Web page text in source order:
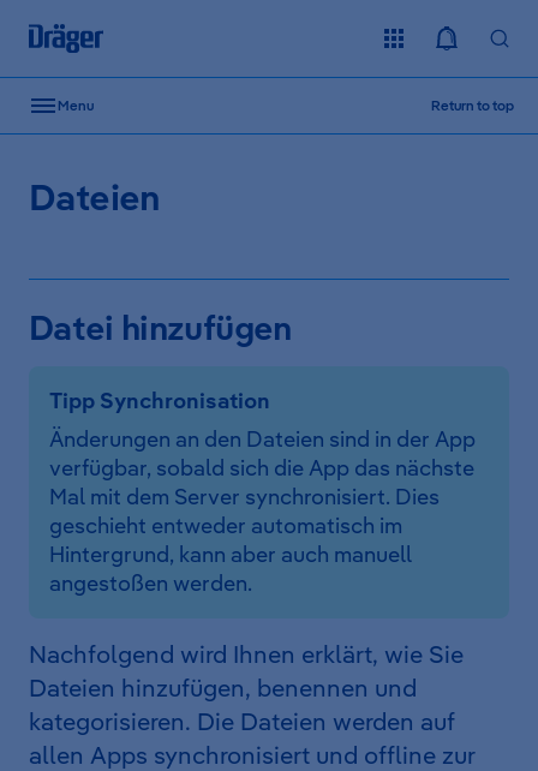
Skip to content
Menu Return to top
Dateien
Datei hinzufügen
Tipp Synchronisation
Änderungen an den Dateien sind in der App
verfügbar, sobald sich die App das nächste
Mal mit dem Server synchronisiert. Dies
geschieht entweder automatisch im
Hintergrund, kann aber auch manuell
angestoßen werden.
Nachfolgend wird Ihnen erklärt, wie Sie
Dateien hinzufügen, benennen und
kategorisieren. Die Dateien werden auf
allen Apps synchronisiert und offline zur